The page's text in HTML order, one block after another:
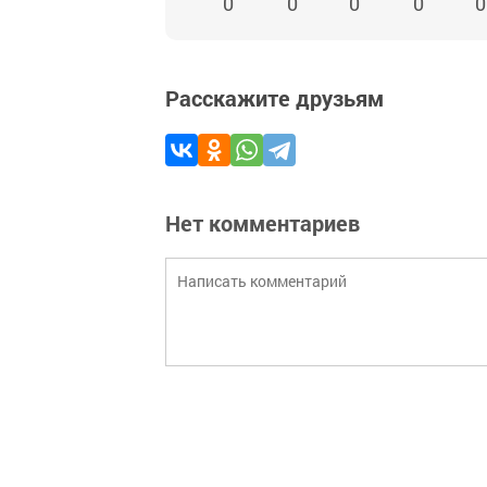
Расскажите друзьям
Нет комментариев